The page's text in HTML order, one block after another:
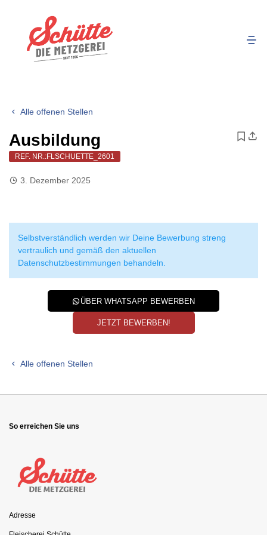
Alle offenen Stellen
Ausbildung
REF. NR.:FLSCHUETTE_2601
3. Dezember 2025
Selbstverständlich werden wir Deine Bewerbung streng
vertraulich und gemäß den aktuellen
Datenschutzbestimmungen behandeln.
ÜBER WHATSAPP BEWERBEN
JETZT BEWERBEN!
Alle offenen Stellen
So erreichen Sie uns
Adresse